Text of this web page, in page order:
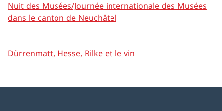
Nuit des Musées/Journée internationale des Musées
dans le canton de Neuchâtel
Dürrenmatt, Hesse, Rilke et le vin